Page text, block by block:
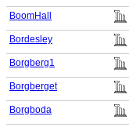
BoomHall
Bordesley
Borgberg1
Borgberget
Borgboda